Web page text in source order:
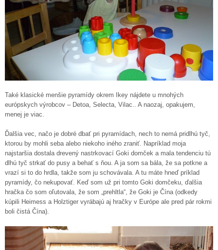
Také klasické menšie pyramídy okrem Ikey nájdete u mnohých
európskych výrobcov – Detoa, Selecta, Vilac.. A naozaj, opakujem,
menej je viac.
Ďalšia vec, načo je dobré dbať pri pyramídach, nech to nemá pridlhú tyč,
ktorou by mohli seba alebo niekoho iného zraniť. Napríklad moja
najstaršia dostala drevený nastrkovací Goki domček a mala tendenciu tú
dlhú tyč strkať do pusy a behať s ňou. A ja som sa bála, že sa potkne a
vrazí si to do hrdla, takže som ju schovávala. A tu máte hneď príklad
pyramídy, čo nekupovať. Keď som už pri tomto Goki domčeku, ďalšia
hračka čo som oľutovala, že som „prehltla“, že Goki je Čína (odkedy
kúpili Heimess a Holztiger vyrábajú aj hračky v Európe ale pred pár rokmi
boli čistá Čína).